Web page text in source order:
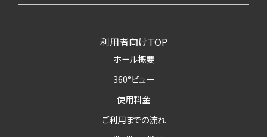
利用者向けTOP
ホール概要
360°ビュー
使用料金
ご利用までの流れ